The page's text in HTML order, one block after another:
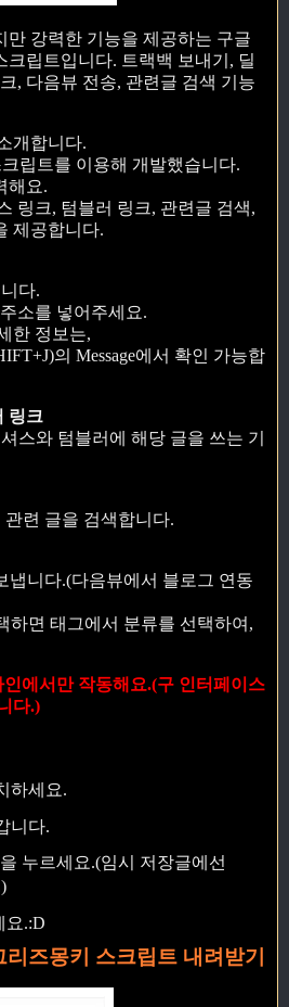
만 강력한 기능을 제공하는 구글
크립트입니다. 트랙백 보내기, 딜
, 다음뷰 전송, 관련글 검색 기능
개합니다.
크립트를 이용해 개발했습니다.
해요.
링크, 텀블러 링크, 관련글 검색,
제공합니다.
다.
소를 넣어주세요.
한 정보는,
의 Message에서 확인 가능합
링크
스와 텀블러에 해당 글을 쓰는 기
련 글을 검색합니다.
냅니다.(다음뷰에서 블로그 연동
하면 태그에서 분류를 선택하여,
에서만 작동해요.(구 인터페이스
다.)
하세요.
니다.
누르세요.(임시 저장글에선
요.:D
즈몽키 스크립트 내려받기